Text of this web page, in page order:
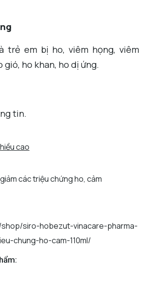
trẻ em bị ho, viêm họng, viêm
gió, ho khan, ho dị ứng.
tin.
cao
các triệu chứng ho, cảm
siro-hobezut-vinacare-pharma-
chung-ho-cam-110ml/